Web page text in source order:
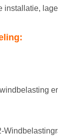
installatie,